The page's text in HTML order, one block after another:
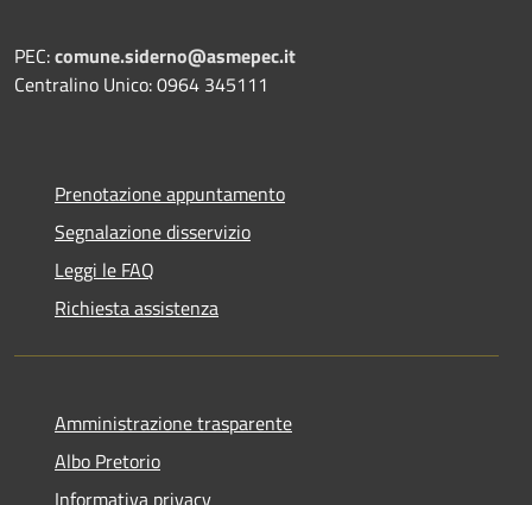
PEC:comune.siderno@asmepec.it
Centralino Unico: 0964 345111
Prenotazione appuntamento
Segnalazione disservizio
Leggi le FAQ
Richiesta assistenza
Amministrazione trasparente
Albo Pretorio
Informativa privacy